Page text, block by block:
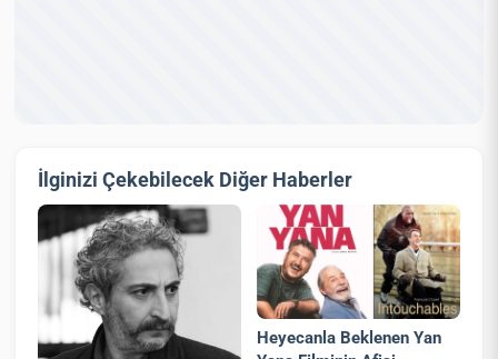
İlginizi Çekebilecek Diğer Haberler
Heyecanla Beklenen Yan